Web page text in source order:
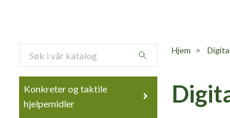
Konkreter og taktile
hjelpemidler
Hjem